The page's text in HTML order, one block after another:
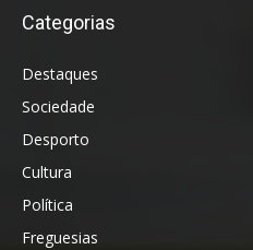
Categorias
Destaques
Sociedade
Desporto
Cultura
Política
Freguesias